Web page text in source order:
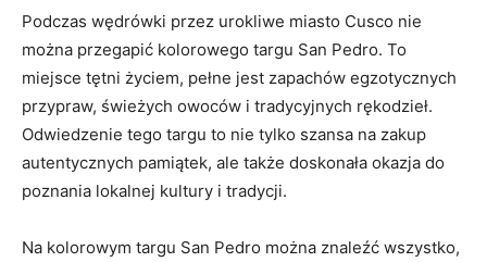
Podczas wędrówki przez urokliwe miasto ‌Cusco nie
można przegapić kolorowego ⁣targu San Pedro. ​To
miejsce ‌tętni życiem, pełne jest zapachów egzotycznych
przypraw, świeżych owoców i ‌tradycyjnych rękodzieł.
Odwiedzenie⁤ tego targu to ​nie tylko szansa na‌ zakup
autentycznych pamiątek,​ ale ​także doskonała okazja do
‌poznania lokalnej kultury i tradycji.
Na kolorowym targu San Pedro ⁤można znaleźć⁢ wszystko,